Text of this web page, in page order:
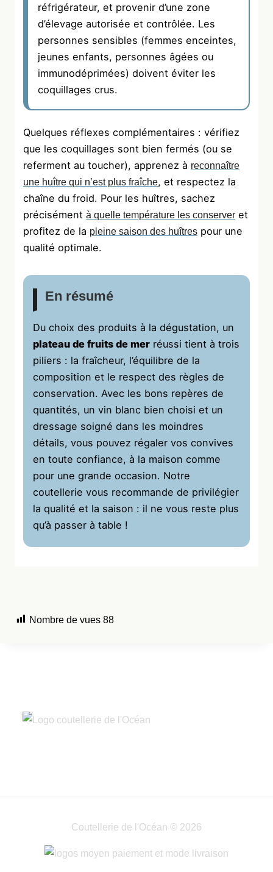
réfrigérateur, et provenir d’une zone
d’élevage autorisée et contrôlée. Les
personnes sensibles (femmes enceintes,
jeunes enfants, personnes âgées ou
immunodéprimées) doivent éviter les
coquillages crus.
Quelques réflexes complémentaires : vérifiez
que les coquillages sont bien fermés (ou se
referment au toucher), apprenez à reconnaître
une huître qui n’est plus fraîche, et respectez la
chaîne du froid. Pour les huîtres, sachez
précisément à quelle température les conserver et
profitez de la pleine saison des huîtres pour une
qualité optimale.
En résumé
Du choix des produits à la dégustation, un
plateau de fruits de mer réussi tient à trois
piliers : la fraîcheur, l’équilibre de la
composition et le respect des règles de
conservation. Avec les bons repères de
quantités, un vin blanc bien choisi et un
dressage soigné dans les moindres
détails, vous pouvez régaler vos convives
en toute confiance, à la maison comme
pour une grande occasion. Notre
coutellerie vous recommande de privilégier
la qualité et la saison : il ne vous reste plus
qu’à passer à table !
Nombre de vues 88
Coutellerie de l'Océan © 2026